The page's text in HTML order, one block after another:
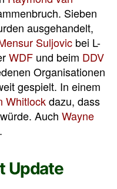
Sieben
ausgehandelt,
Suljovic bei L-
WDF und beim DDV
Organisationen
gespielt. In einem
Whitlockdazu, dass
Auch Wayne
Update